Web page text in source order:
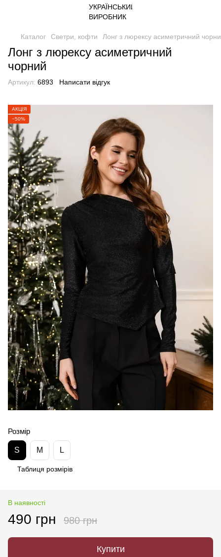
Каталог Светри, кофти Лонг з люрексу асиметричний
Лонг з люрексу асиметричний
чорний
Артикул: 6893 Написати відгук
АКЦІЯ
−50%
Розмір
S M L
Таблиця розмірів
В наявності
490 грн 980 грн
Купити